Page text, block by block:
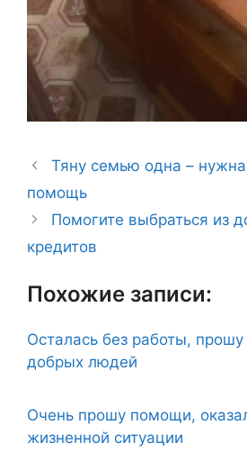
Тяну семью одна –
помощь
Помогите выбраться из
кредитов
Похожие записи:
Осталась без работы,
добрых людей
Очень прошу помощи,
жизненной ситуации